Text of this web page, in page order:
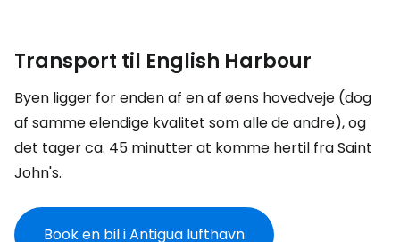
Transport til English Harbour
Byen ligger for enden af en af øens hovedveje (dog
af samme elendige kvalitet som alle de andre), og
det tager ca. 45 minutter at komme hertil fra Saint
John's.
Book en bil i Antigua lufthavn